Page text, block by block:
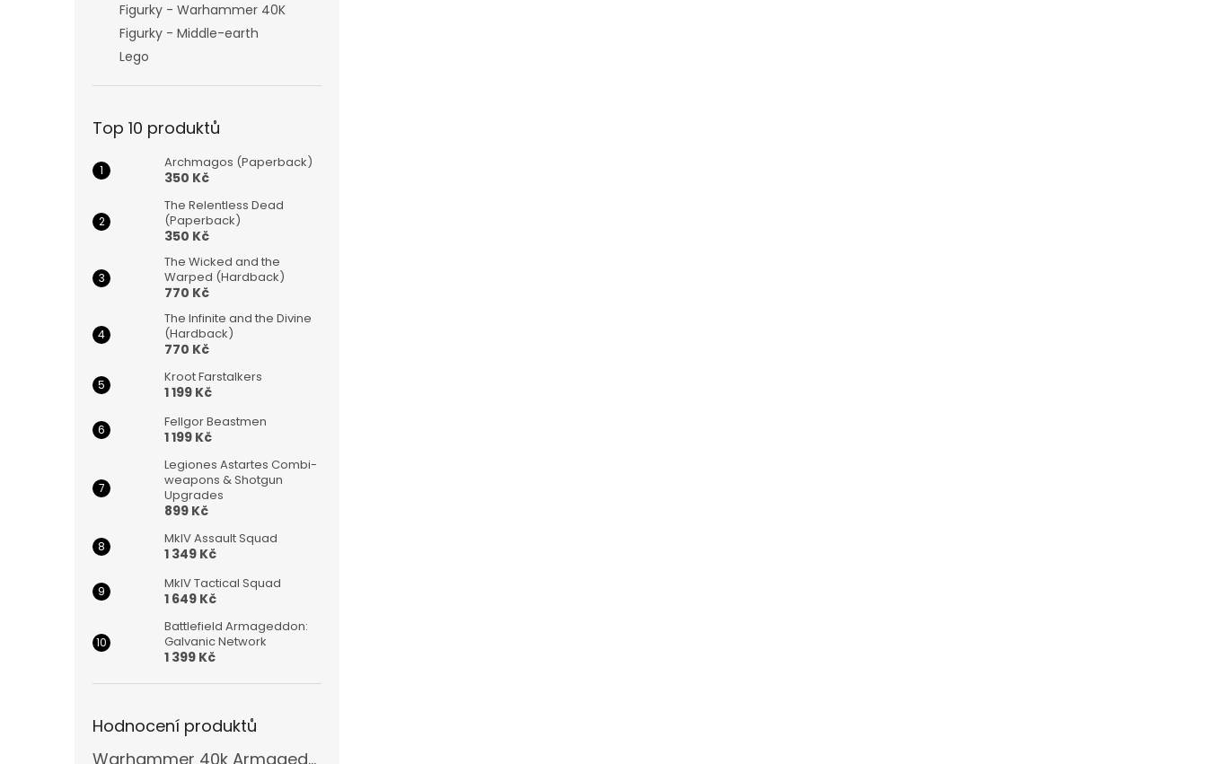
Figurky - Warhammer 40K
Figurky - Middle-earth
Lego
Top 10 produktů
Archmagos (Paperback)
350 Kč
The Relentless Dead
(Paperback)
350 Kč
The Wicked and the
Warped (Hardback)
770 Kč
The Infinite and the Divine
(Hardback)
770 Kč
Kroot Farstalkers
1 199 Kč
Fellgor Beastmen
1 199 Kč
Legiones Astartes Combi-
weapons & Shotgun
Upgrades
899 Kč
MkIV Assault Squad
1 349 Kč
MkIV Tactical Squad
1 649 Kč
Battlefield Armageddon:
Galvanic Network
1 399 Kč
Hodnocení produktů
Warhammer 40k Armageddon Orks (Bazar)